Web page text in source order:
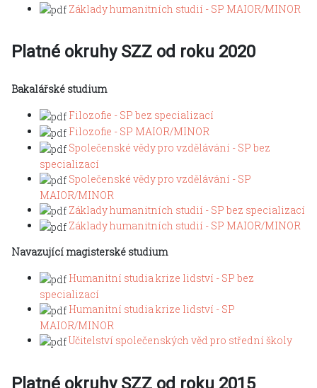
Základy humanitních studií - SP MAIOR/MINOR
Platné okruhy SZZ od roku 2020
Bakalářské studium
Filozofie - SP bez specializací
Filozofie - SP MAIOR/MINOR
Společenské vědy pro vzdělávání - SP bez
specializací
Společenské vědy pro vzdělávání - SP
MAIOR/MINOR
Základy humanitních studií - SP bez specializací
Základy humanitních studií - SP MAIOR/MINOR
Navazující magisterské studium
Humanitní studia krize lidství - SP bez
specializací
Humanitní studia krize lidství - SP
MAIOR/MINOR
Učitelství společenských věd pro střední školy
Platné okruhy SZZ od roku 2015